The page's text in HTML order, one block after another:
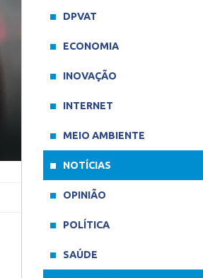
DPVAT
ECONOMIA
INOVAÇÃO
INTERNET
MEIO AMBIENTE
NOTÍCIAS
OPINIÃO
POLÍTICA
SAÚDE